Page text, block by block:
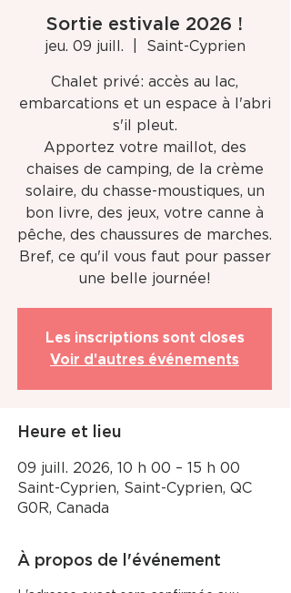
Sortie estivale 2026 !
jeu. 09 juill. Saint-Cyprien
Chalet privé: accès au lac,
embarcations et un espace à l'abri
s'il pleut.
Apportez votre maillot, des
chaises de camping, de la crème
solaire, du chasse-moustiques, un
bon livre, des jeux, votre canne à
pêche, des chaussures de marches.
Bref, ce qu'il vous faut pour passer
une belle journée!
Les inscriptions sont closes
Voir d'autres événements
Heure et lieu
09 juill. 2026, 10 h 00 – 15 h 00
Saint-Cyprien, Saint-Cyprien, QC
G0R, Canada
À propos de l'événement